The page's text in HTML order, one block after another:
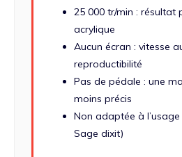
25 000 tr/min : résultat
acrylique
Aucun écran : vitesse
reproductibilité
Pas de pédale : une
moins précis
Non adaptée à
Sage dixit)